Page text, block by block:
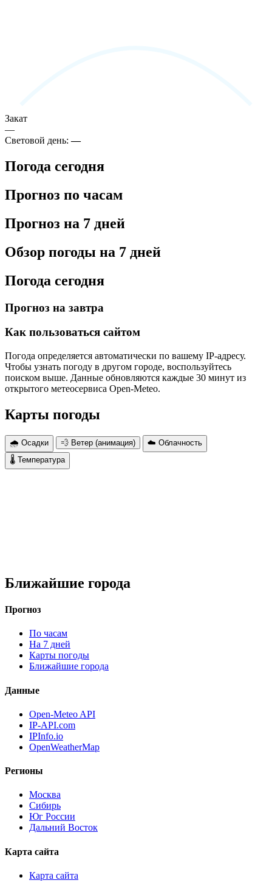
Закат
—
Световой день:—
Погода сегодня
Прогноз по часам
Прогноз на 7 дней
Обзор погоды на 7 дней
Погода сегодня
Прогноз на завтра
Как пользоваться сайтом
Погода определяется автоматически по вашему IP-адресу.
Чтобы узнать погоду в другом городе, воспользуйтесь
поиском выше. Данные обновляются каждые 30 минут из
открытого метеосервиса Open-Meteo.
Карты погоды
🌧 Осадки 💨 Ветер (анимация)
☁️ Облачность
🌡 Температура
Ближайшие города
Прогноз
По часам
На 7 дней
Карты погоды
Ближайшие города
Данные
Open-Meteo API
IP-API.com
IPInfo.io
OpenWeatherMap
Регионы
Москва
Сибирь
Юг России
Дальний Восток
Карта сайта
Карта сайта